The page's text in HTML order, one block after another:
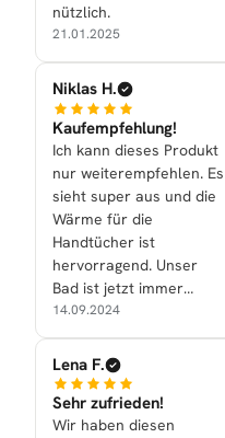
nützlich.
21.01.2025
Niklas H.
Kaufempfehlung!
Ich kann dieses Produkt
nur weiterempfehlen. Es
sieht super aus und die
Wärme für die
Handtücher ist
hervorragend. Unser
Bad ist jetzt immer
kuschelig.
14.09.2024
Lena F.
Sehr zufrieden!
Wir haben diesen